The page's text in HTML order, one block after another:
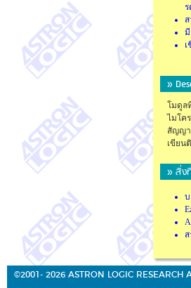
»
โมดูล
ไมโค
สัญญา
เขียน
» สิ่ง
บ
©2001- 2026 ASTRON LOGIC RESEARCH